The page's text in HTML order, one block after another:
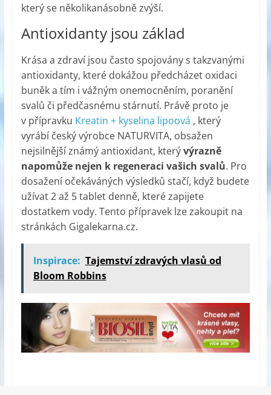
který se několikanásobně zvýší.
Antioxidanty jsou základ
Krása a zdraví jsou často spojovány s takzvanými
antioxidanty, které dokážou předcházet oxidaci
buněk a tím i vážným onemocněním, poranění
svalů či předčasnému stárnutí. Právě proto je
v přípravku Kreatin + kyselina lipoová , který
vyrábí český výrobce NATURVITA, obsažen
nejsilnější známý antioxidant, kterývýrazně
napomůže nejen k regeneraci vašich svalů. Pro
dosažení očekáváných výsledků stačí, když budete
užívat 2 až 5 tablet denně, které zapijete
dostatkem vody. Tento přípravek lze zakoupit na
stránkách Gigalekarna.cz.
Inspirace: Tajemství zdravých vlasů od
Bloom Robbins